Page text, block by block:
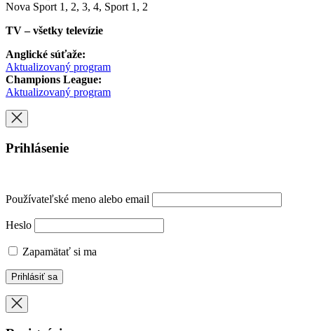
Nova Sport 1, 2, 3, 4, Sport 1, 2
TV – všetky televízie
Anglické súťaže:
Aktualizovaný program
Champions League:
Aktualizovaný program
Prihlásenie
Používateľské meno alebo email
Heslo
Zapamätať si ma